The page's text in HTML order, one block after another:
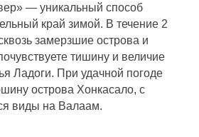
— уникальный способ
край зимой. В течение 2
замерзшие острова и
тишину и величие
Ладоги. При удачной погоде
острова Хонкасало, с
виды на Валаам.